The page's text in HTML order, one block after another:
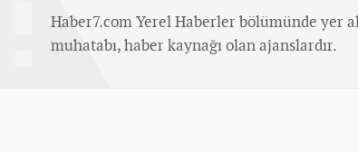
Haber7.com Yerel Haberler bölümünde yer
muhatabı, haber kaynağı olan ajanslardır.